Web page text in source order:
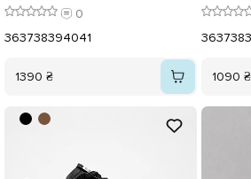
0
363738394041
1390 ₴
363738
1090 ₴